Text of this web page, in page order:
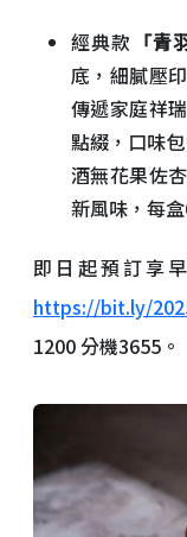
經典款 「青
底，細膩壓
傳遞家庭祥
點綴，口味
酒無花果佐
新風味，每
即日起預訂享
https://bit.ly/
1200 分機3655。